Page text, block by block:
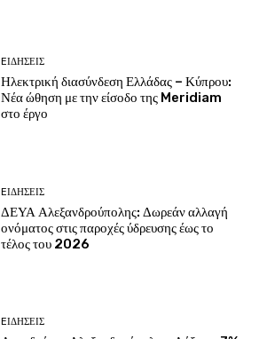
EΙΔΗΣΕΙΣ
Ηλεκτρική διασύνδεση Ελλάδας – Κύπρου:
Νέα ώθηση με την είσοδο της Meridiam
στο έργο
EΙΔΗΣΕΙΣ
ΔΕΥΑ Αλεξανδρούπολης: Δωρεάν αλλαγή
ονόματος στις παροχές ύδρευσης έως το
τέλος του 2026
EΙΔΗΣΕΙΣ